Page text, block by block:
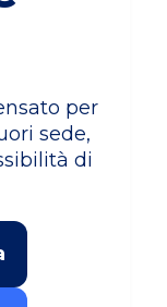
per
sede,
di